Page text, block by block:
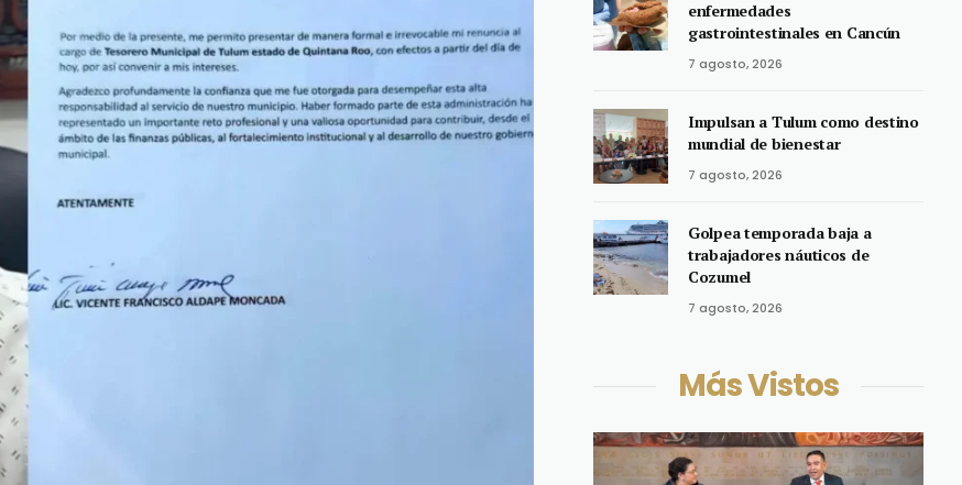
enfermedades
gastrointestinales en Cancún
7 agosto, 2026
Impulsan a Tulum como destino
mundial de bienestar
7 agosto, 2026
Golpea temporada baja a
trabajadores náuticos de
Cozumel
7 agosto, 2026
Más Vistos